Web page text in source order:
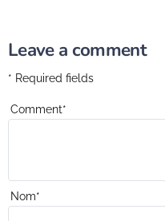
Leave a comment
* Required fields
Comment*
Nom*